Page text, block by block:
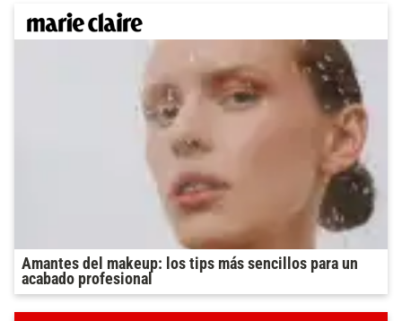
Amantes del makeup: los tips más sencillos para un
acabado profesional